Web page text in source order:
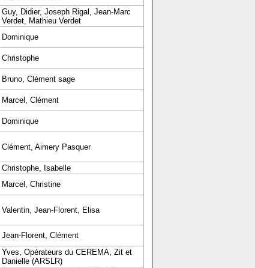
Guy, Didier, Joseph Rigal, Jean-Marc
Verdet, Mathieu Verdet
Dominique
Christophe
Bruno, Clément sage
Marcel, Clément
Dominique
Clément, Aimery Pasquer
Christophe, Isabelle
Marcel, Christine
Valentin, Jean-Florent, Elisa
Jean-Florent, Clément
Yves, Opérateurs du CEREMA, Zit et
Danielle (ARSLR)